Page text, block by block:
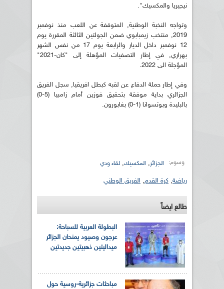
نيجيريا والمكسيك".
وتواجه النخبة الوطنية, المتوقفة عن اللعب منذ نوفمبر
2019, منتخب زيمبابوي ضمن الجولتين الثالثة المقررة يوم
12 نوفمبر داخل الديار والرابعة يوم 17 من نفس الشهر
بهراري, في إطار التصفيات المؤهلة إلى "كان-2021"
المؤجلة الى 2022.
وفي إطار حملة الدفاع عن لقبه كبطل افريقيا, سجل الفريق
الجزائري بداية موفقة بتحقيق فوزين أمام زامبيا (5-0)
بالبليدة وبوتسوانا (1-0) بغابورون.
وسوم: الجزائر, المكسيك, لقاء ودي
رياضة, كرة القدم, الفريق الوطني
طالع ايضاً
البطولة العربية للسباحة:
عرجون وصيود يمنحان الجزائر
ميداليتين ذهبيتين جديدتين
مباحثات جزائرية-روسية حول